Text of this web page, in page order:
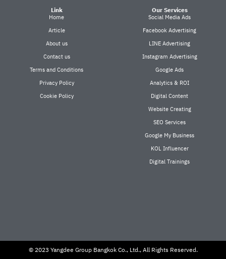
Link
Home
Article
About us
Contact us
Terms and Conditions
Privacy Policy
Cookie Policy
Our Services
Social Media Ads
Facebook Advertising
LINE Advertising
Instagram Advertising
Google Ads
Analytics & ROI
Digital Content
Website Creating
SEO Services
Google My Business
KOL Influencer
Digital Trainings
© 2023 Yangdee Group Bangkok Co., Ltd., All Rights Reserved.